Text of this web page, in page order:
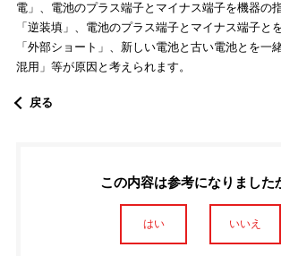
電」、電池のプラス端子とマイナス端子を機器の
「逆装填」、電池のプラス端子とマイナス端子と
「外部ショート」、新しい電池と古い電池とを一
混用」等が原因と考えられます。
戻る
この内容は参考になりました
はい いいえ